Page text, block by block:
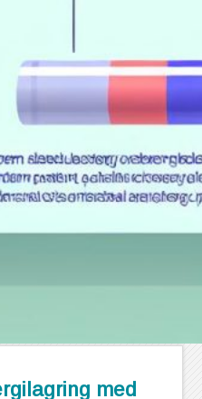
med